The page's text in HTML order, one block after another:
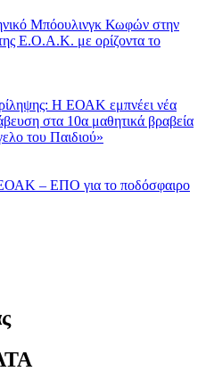
Μπόουλινγκ Κωφών στην
Ε.Ο.Α.Κ. με ορίζοντα το
Η ΕΟΑΚ εμπνέει νέα
στα 10α μαθητικά βραβεία
του Παιδιού»
ΕΟΑΚ – ΕΠΟ για το ποδόσφαιρο